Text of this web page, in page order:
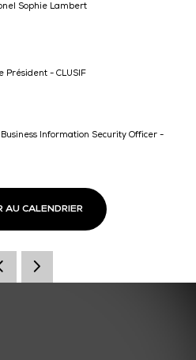
Sophie Lambert
Président - CLUSIF
Information Security Officer -
AU CALENDRIER